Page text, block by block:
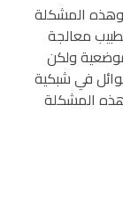
وهذه المشكلة
معالجة
ولكن
في شبكية
هذه المشكلة